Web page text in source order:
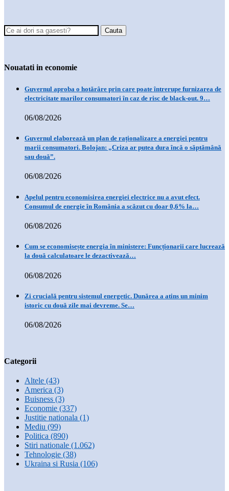
Nouatati in economie
Guvernul aproba o hotărâre prin care poate întrerupe furnizarea de
electricitate marilor consumatori în caz de risc de black-out. 9…
06/08/2026
Guvernul elaborează un plan de raționalizare a energiei pentru
marii consumatori. Bolojan: „Criza ar putea dura încă o săptămână
sau două”.
06/08/2026
Apelul pentru economisirea energiei electrice nu a avut efect.
Consumul de energie în România a scăzut cu doar 0,6% la…
06/08/2026
Cum se economisește energia în ministere: Funcționarii care lucrează
la două calculatoare le dezactivează…
06/08/2026
Zi crucială pentru sistemul energetic. Dunărea a atins un minim
istoric cu două zile mai devreme. Se…
06/08/2026
Categorii
Altele (43)
America (3)
Buisness (3)
Economie (337)
Justitie nationala (1)
Mediu (99)
Politica (890)
Stiri nationale (1.062)
Tehnologie (38)
Ukraina si Rusia (106)